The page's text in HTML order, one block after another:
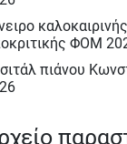
ΦΟΜ
πιάνου
brilliant thing)